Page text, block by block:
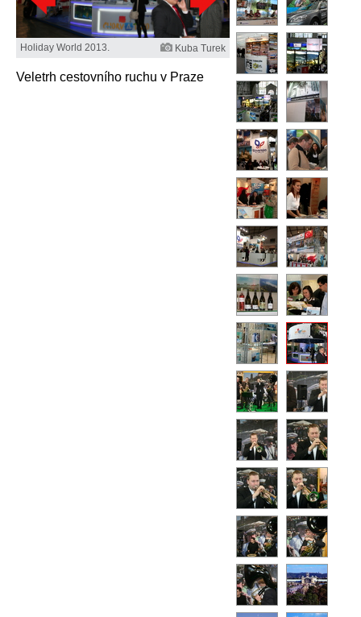
Holiday World 2013. Kuba Turek
Veletrh cestovního ruchu v Praze